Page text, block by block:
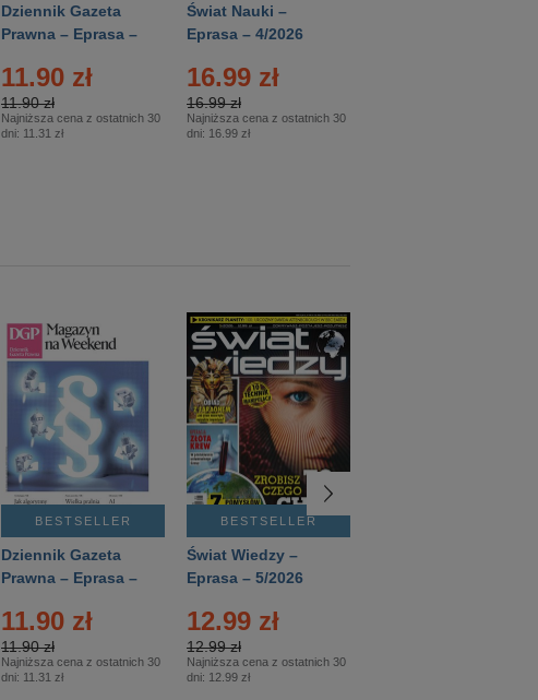
Dziennik Gazeta
Prawna – Eprasa –
11.90 zł
11.90 zł
Najniższa cena z ostatnich 30
dni: 11.31 zł
Świat Nauki –
Eprasa – 4/2026
16.99 zł
16.99 zł
Najniższa cena z ostatnich 30
dni: 16.99 zł
BESTSELLER
Dziennik Gazeta
Prawna – Eprasa –
11.90 zł
11.90 zł
Najniższa cena z ostatnich 30
dni: 11.31 zł
BESTSELLER
Świat Wiedzy –
Eprasa – 5/2026
12.99 zł
12.99 zł
Najniższa cena z ostatnich 30
dni: 12.99 zł